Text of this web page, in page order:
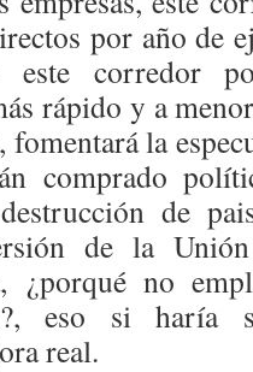
por año de
este corredor
rápido y a
la
comprado
de
de la Unión
¿porqué no
eso si
real.